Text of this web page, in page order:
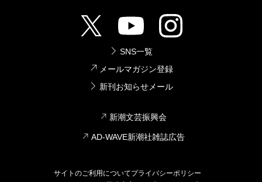
SNS一覧
メールマガジン登録
新刊お知らせメール
新潮文芸振興会
AD-WAVE新潮社雑誌広告
サイトのご利用についてプライバシーポリシー